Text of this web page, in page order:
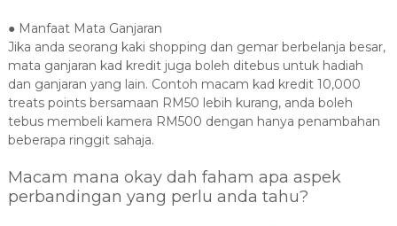
● Manfaat Mata Ganjaran
Jika anda seorang kaki shopping dan gemar berbelanja besar,
mata ganjaran kad kredit juga boleh ditebus untuk hadiah
dan ganjaran yang lain. Contoh macam kad kredit 10,000
treats points bersamaan RM50 lebih kurang, anda boleh
tebus membeli kamera RM500 dengan hanya penambahan
beberapa ringgit sahaja.
Macam mana okay dah faham apa aspek
perbandingan yang perlu anda tahu?